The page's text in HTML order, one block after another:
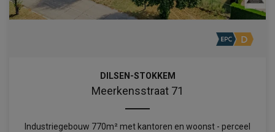
DILSEN-STOKKEM
Meerkensstraat 71
Industriegebouw 770m² met kantoren en woonst - perceel